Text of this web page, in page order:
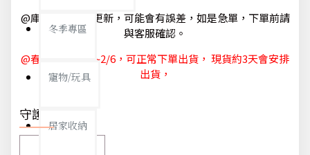
冬季專區
寵物/玩具
居家收納
@庫存狀態隨時更新，可能會有誤差，如是急單，下單前請
與客服確認。
@春節休節 1/29~2/6，可正常下單出貨， 現貨約3天會安排
出貨，
守護你我